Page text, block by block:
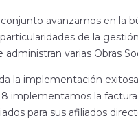
avanzamos en la
de la
administran varias Obras
la implementación
implementamos la
para sus afiliados